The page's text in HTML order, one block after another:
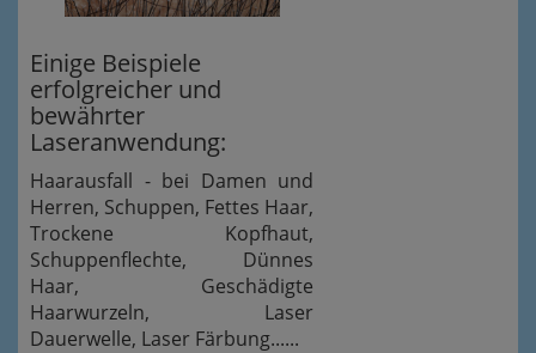
Einige Beispiele
erfolgreicher und
bewährter
Laseranwendung:
Haarausfall - bei Damen und
Herren, Schuppen, Fettes Haar,
Trockene Kopfhaut,
Schuppenflechte, Dünnes
Haar, Geschädigte
Haarwurzeln, Laser
Dauerwelle, Laser Färbung......